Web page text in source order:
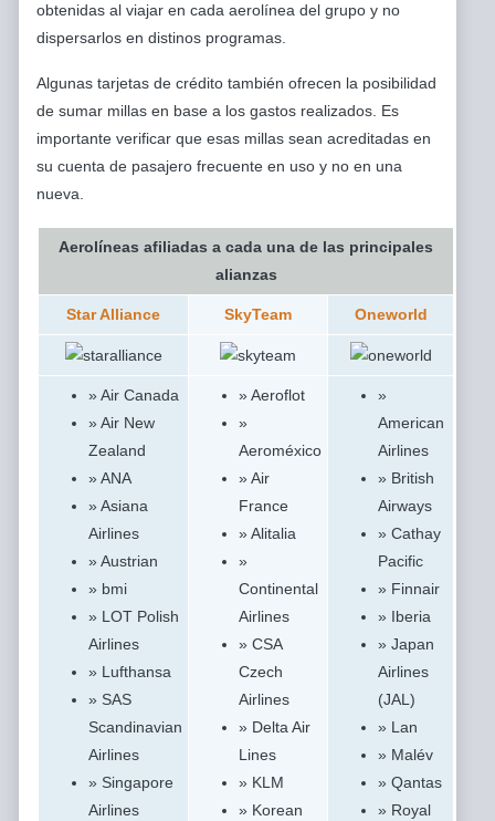
obtenidas al viajar en cada aerolínea del grupo y no
dispersarlos en distinos programas.
Algunas tarjetas de crédito también ofrecen la posibilidad
de sumar millas en base a los gastos realizados. Es
importante verificar que esas millas sean acreditadas en
su cuenta de pasajero frecuente en uso y no en una
nueva.
Aerolíneas afiliadas a cada una de las principales
alianzas
Star Alliance SkyTeam Oneworld
» Air Canada
» Air New
Zealand
» ANA
» Asiana
Airlines
» Austrian
» bmi
» LOT Polish
Airlines
» Lufthansa
» SAS
Scandinavian
Airlines
» Singapore
Airlines
» Aeroflot
»
Aeroméxico
» Air
France
» Alitalia
»
Continental
Airlines
» CSA
Czech
Airlines
» Delta Air
Lines
» KLM
» Korean
»
American
Airlines
» British
Airways
» Cathay
Pacific
» Finnair
» Iberia
» Japan
Airlines
(JAL)
» Lan
» Malév
» Qantas
» Royal